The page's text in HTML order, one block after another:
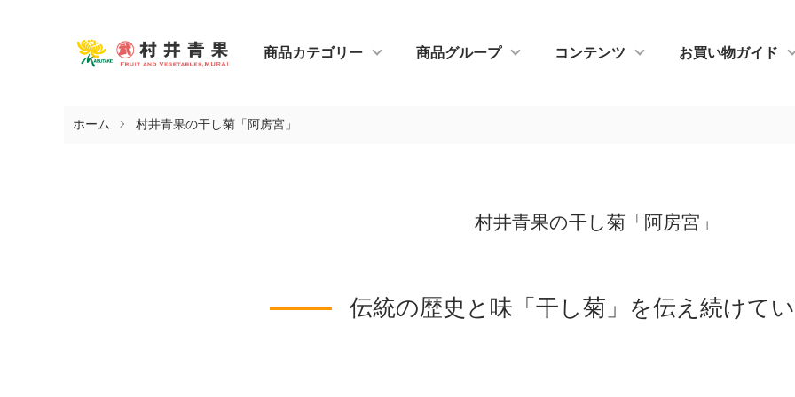
商品カテゴリー 商品グループ コンテンツ お買い物ガイド
ホーム 村井青果の干し菊「阿房宮」
村井青果の干し菊「阿房宮」
伝統の歴史と味「干し菊」を伝え続けて